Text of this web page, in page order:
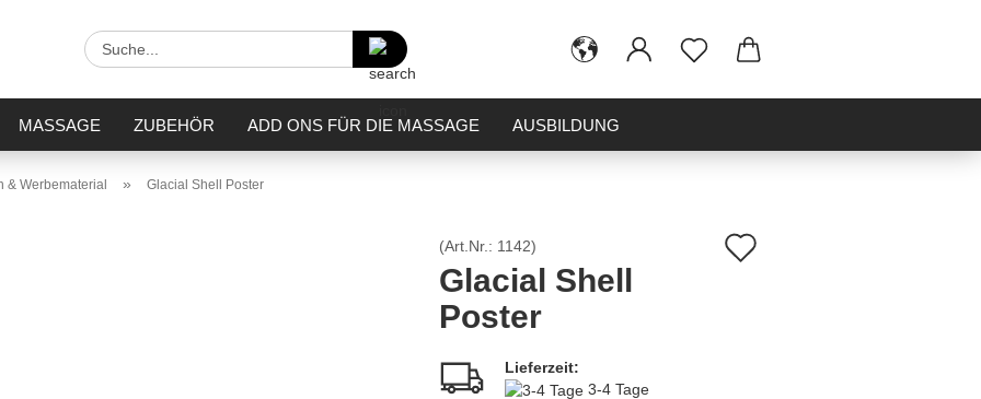
Suche...
MASSAGE ZUBEHÖR ADD ONS FÜR DIE MASSAGE AUSBILDUNG
& Werbematerial » Glacial Shell Poster
(Art.Nr.: 1142)
Glacial Shell
Poster
Lieferzeit:
3-4 Tage